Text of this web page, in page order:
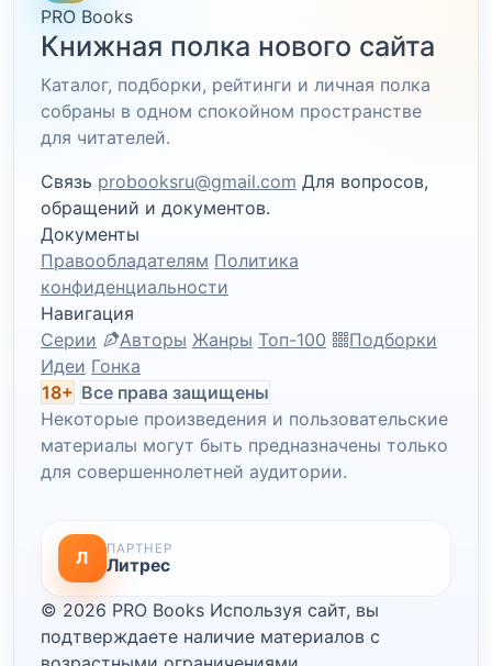
PRO Books
Книжная полка нового сайта
Каталог, подборки, рейтинги и личная полка
собраны в одном спокойном пространстве
для читателей.
Связь probooksru@gmail.com Для вопросов,
обращений и документов.
Документы
Правообладателям Политика
конфиденциальности
Навигация
Серии
Авторы Жанры Топ-100
Подборки
Идеи Гонка
18+ Все права защищены
Некоторые произведения и пользовательские
материалы могут быть предназначены только
для совершеннолетней аудитории.
Л ПАРТНЕР
Литрес
© 2026 PRO Books Используя сайт, вы
подтверждаете наличие материалов с